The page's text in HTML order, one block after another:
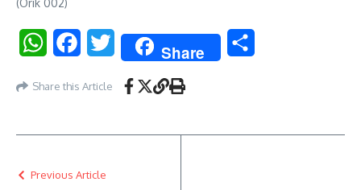
(Orik 002)
WhatsAppFacebookTwitter Share
Share this Article
Previous Article